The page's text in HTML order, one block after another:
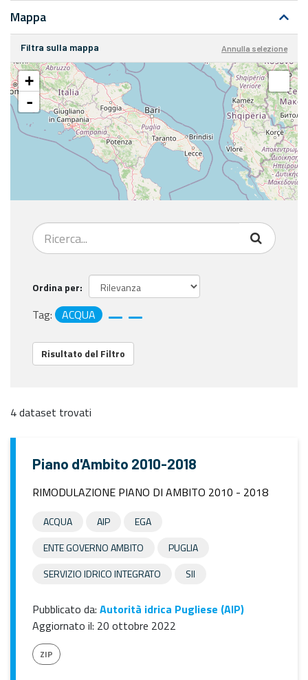
Mappa
Filtra sulla mappa Annulla selezione
+
-
Ordina per
Tag: ACQUA
Risultato del Filtro
4 dataset trovati
Piano d'Ambito 2010-2018
RIMODULAZIONE PIANO DI AMBITO 2010 - 2018
ACQUA AIP
EGA
ENTE GOVERNO AMBITO
PUGLIA
SERVIZIO IDRICO INTEGRATO
SII
Pubblicato da: Autorità idrica Pugliese (AIP)
Aggiornato il: 20 ottobre 2022
ZIP